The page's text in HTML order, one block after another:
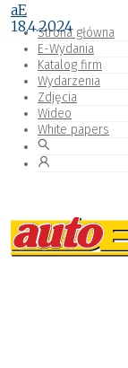
Strona główna
E-Wydania
Katalog firm
Wydarzenia
Zdjęcia
Wideo
White papers
aE
18.4.2024